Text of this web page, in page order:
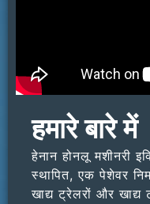
हमारे बारे में
हेनान होनलू मशीनरी
स्थापित, एक पेशेवर
खाद्य ट्रेलरों और